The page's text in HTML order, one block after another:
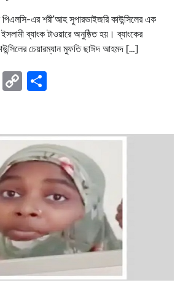
পিএলসি-এর শরী’আহ সুপারভাইজরি কাউন্সিলের এক
ব্যাংক টাওয়ারে অনুষ্ঠিত হয়। ব্যাংকের
চেয়ারম্যান মুফতি ছাঈদ আহমদ […]
WhatsApp
Copy